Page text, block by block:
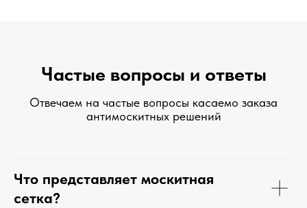
Частые вопросы и ответы
Отвечаем на частые вопросы касаемо заказа
антимоскитных решений
Что представляет москитная
сетка?